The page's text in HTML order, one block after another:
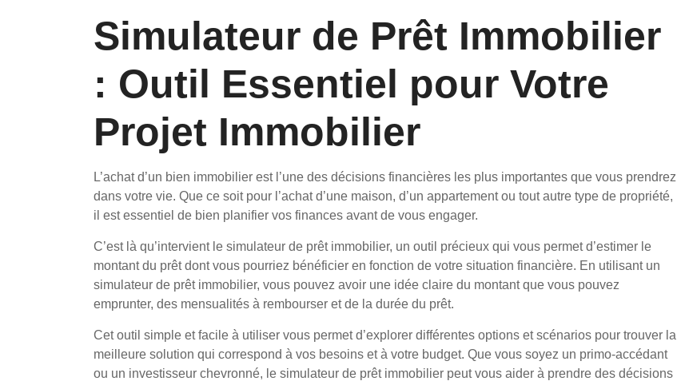
Simulateur de Prêt Immobilier
: Outil Essentiel pour Votre
Projet Immobilier
L’achat d’un bien immobilier est l’une des décisions financières les plus importantes que vous prendrez
dans votre vie. Que ce soit pour l’achat d’une maison, d’un appartement ou tout autre type de propriété,
il est essentiel de bien planifier vos finances avant de vous engager.
C’est là qu’intervient le simulateur de prêt immobilier, un outil précieux qui vous permet d’estimer le
montant du prêt dont vous pourriez bénéficier en fonction de votre situation financière. En utilisant un
simulateur de prêt immobilier, vous pouvez avoir une idée claire du montant que vous pouvez
emprunter, des mensualités à rembourser et de la durée du prêt.
Cet outil simple et facile à utiliser vous permet d’explorer différentes options et scénarios pour trouver la
meilleure solution qui correspond à vos besoins et à votre budget. Que vous soyez un primo-accédant
ou un investisseur chevronné, le simulateur de prêt immobilier peut vous aider à prendre des décisions